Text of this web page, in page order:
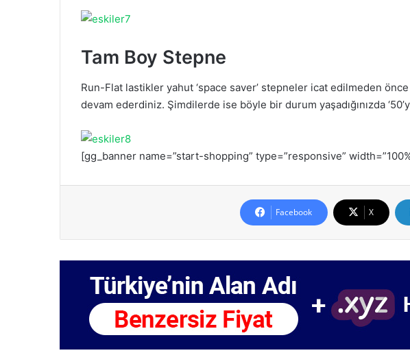
Tam Boy Stepne
Run-Flat lastikler yahut ‘space saver’ stepneler icat edilmeden
devam ederdiniz. Şimdilerde ise böyle bir durum yaşadığınızda
[gg_banner name=”start-shopping” type=”responsive”
Facebook X